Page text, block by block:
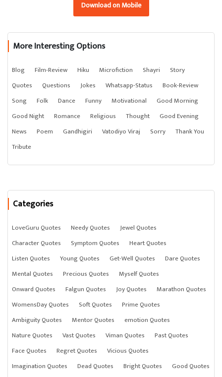
Download on Mobile
More Interesting Options
Blog Film-Review Hiku Microfiction Shayri
Story
Quotes
Questions Jokes Whatsapp-Status
Book-Review
Song
Folk Dance Funny Motivational
Good Morning
Good Night
Romance Religious Thought
Good Evening
News
Poem Gandhigiri Vatodiyo Viraj Sorry
Thank You
Tribute
Categories
LoveGuru Quotes Needy Quotes
Jewel Quotes
Character Quotes
Symptom Quotes
Heart Quotes
Listen Quotes
Young Quotes Get-Well Quotes
Dare Quotes
Mental Quotes
Precious Quotes
Myself Quotes
Onward Quotes
Falgun Quotes Joy Quotes
Marathon Quotes
WomensDay Quotes
Soft Quotes
Prime Quotes
Ambiguity Quotes
Mentor Quotes
emotion Quotes
Nature Quotes
Vast Quotes Viman Quotes
Past Quotes
Face Quotes
Regret Quotes
Vicious Quotes
Imagination Quotes
Dead Quotes Bright Quotes
Good Quotes